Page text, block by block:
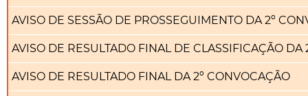
AVISO DE SESSÃO DE PROSSEGUIMENTO DA 2º
AVISO DE RESULTADO FINAL DE CLASSIFICAÇÃO DA
AVISO DE RESULTADO FINAL DA 2º CONVOCAÇÃO